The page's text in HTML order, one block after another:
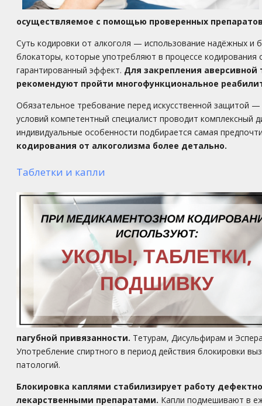
осуществляемое с помощью проверенных
Суть кодировки от алкоголя — использование надёжных
блокаторы, которые употребляют в процессе
гарантированный эффект. Для закрепления
рекомендуют пройти многофункциональное
Обязательное требование перед искусственной защитой
условий компетентный специалист проводит комплексный
индивидуальные особенности подбирается самая
кодирования от алкоголизма более детально.
Таблетки и капли
пагубной привязанности. Тетурам, Дисульфирам и
Употребление спиртного в период действия блокировки
патологий.
Блокировка каплями стабилизирует работу
лекарственными препаратами. Капли подмешивают в